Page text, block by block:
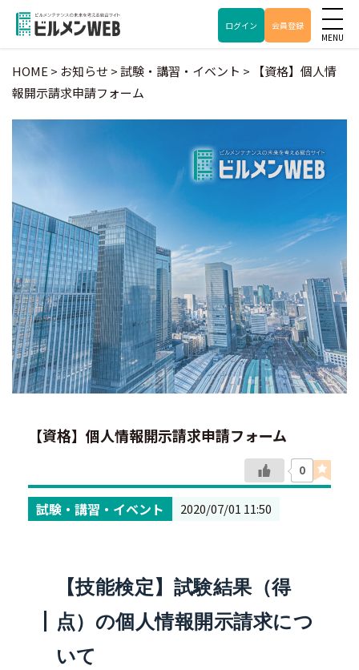
ログイン 会員登録
HOME > お知らせ >試験・講習・イベント >
【資格】個人情
報開示請求申請フォーム
【資格】個人情報開示請求申請フォーム
0
試験・講習・イベント 2020/07/01 11:50
【技能検定】試験結果（得
点）の個人情報開示請求につ
いて